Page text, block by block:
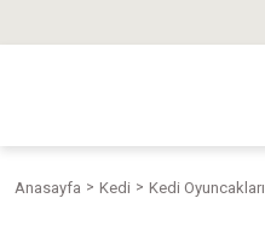
Anasayfa Kedi Kedi Oyuncakları